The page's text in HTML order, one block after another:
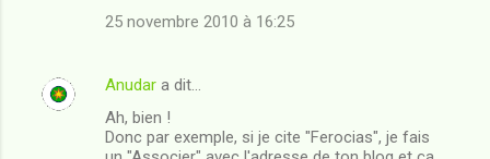
25 novembre 2010 à 16:25
Anudar a dit…
Ah, bien !
Donc par exemple, si je cite "Ferocias", je fais